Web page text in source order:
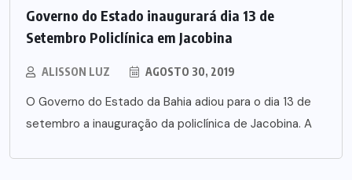
Governo do Estado inaugurará dia 13 de
Setembro Policlínica em Jacobina
ALISSON LUZ AGOSTO 30, 2019
O Governo do Estado da Bahia adiou para o dia 13 de
setembro a inauguração da policlínica de Jacobina. A